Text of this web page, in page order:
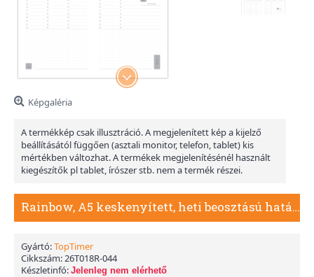
Képgaléria
A termékkép csak illusztráció. A megjelenített kép a kijelző
beállításától függően (asztali monitor, telefon, tablet) kis
mértékben változhat. A termékek megjelenítésénél használt
kiegészítők pl tablet, írószer stb. nem a termék részei.
Rainbow, A5 keskenyített, heti beosztású határidőnapló, Világoskék
Gyártó:TopTimer
Cikkszám:26T018R-044
Készletinfó: Jelenleg nem elérhető